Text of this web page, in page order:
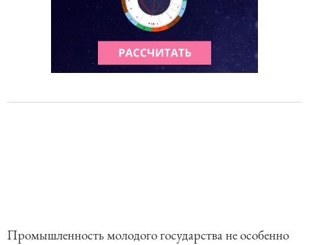
Промышленность молодого государства не особенно